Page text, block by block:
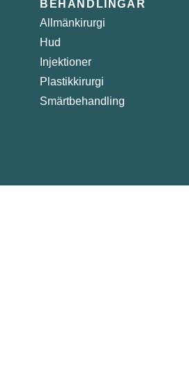
BEHANDLINGAR
Allmänkirurgi
Hud
Injektioner
Plastikkirurgi
Smärtbehandling